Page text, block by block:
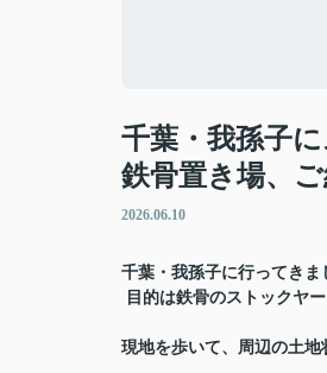
千葉・我孫子
鉄骨置き場、
2026.06.10
千葉・我孫子に行ってきま
目的は鉄骨のストックヤ
現地を歩いて、周辺の土